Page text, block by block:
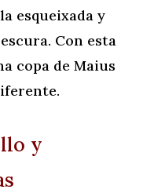
esqueixada y
Con esta
copa de Maius
y